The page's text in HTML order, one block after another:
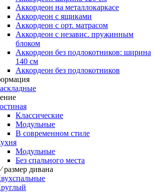
Аккордеон на металлокаркасе
Аккордеон c ящиками
Аккордеон c орт. матрасом
Аккордеон c независ. пружинным
блоком
Аккордеон без подлокотников: ширина
140 см
Аккордеон без подлокотников
Классические
Модульные
В современном стиле
Модульные
Без спального места
размер дивана